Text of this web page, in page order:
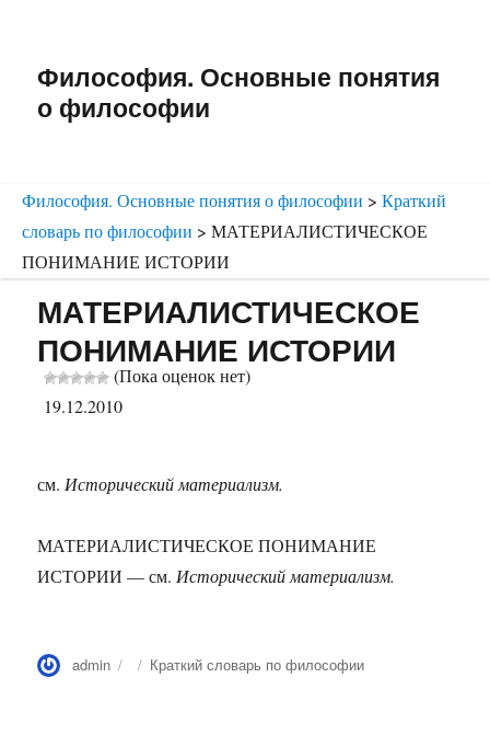
Философия. Основные понятия
о философии
Философия. Основные понятия о философии > Краткий
словарь по философии > МАТЕРИАЛИСТИЧЕСКОЕ
ПОНИМАНИЕ ИСТОРИИ
МАТЕРИАЛИСТИЧЕСКОЕ
ПОНИМАНИЕ ИСТОРИИ
(Пока оценок нет)
19.12.2010
см. Исторический материализм.
МАТЕРИАЛИСТИЧЕСКОЕ ПОНИМАНИЕ
ИСТОРИИ — см. Исторический материализм.
Автор
admin Опубликовано
Рубрики
Краткий словарь по философии